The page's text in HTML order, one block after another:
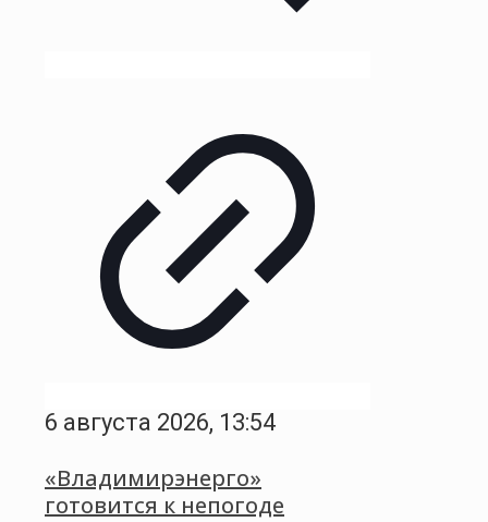
6 августа 2026, 13:54
«Владимирэнерго»
готовится к непогоде